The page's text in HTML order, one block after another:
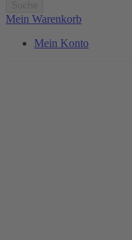
Mein Warenkorb
Mein Konto